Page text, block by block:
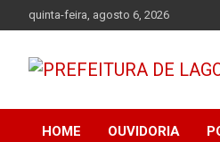
to
quinta-feira, agosto 6, 2026
HOME OUVIDORIA